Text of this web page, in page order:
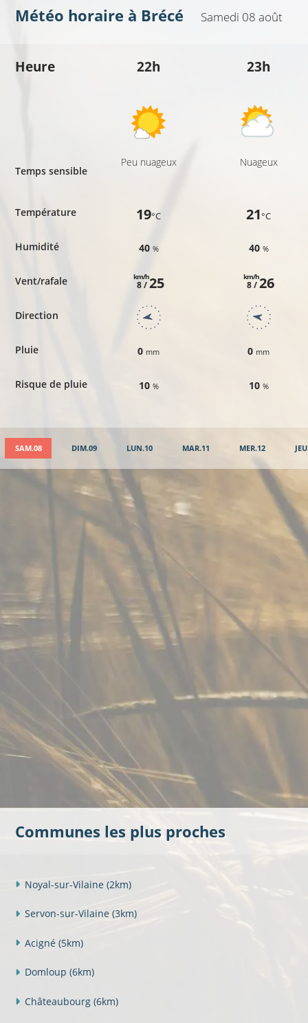
Météo horaire à Brécé Samedi 08 août
Heure
Temps sensible
Température
Humidité
Vent/rafale
Direction
Pluie
Risque de pluie
22h
Peu nuageux
19°C
40 %
8 /
km/h25
0 mm
10 %
23h
Nuageux
21°C
40 %
8 /
km/h26
0 mm
10 %
SAM.08 DIM.09 LUN.10 MAR.11 MER.12
Communes les plus proches
Noyal-sur-Vilaine (2km)
Servon-sur-Vilaine (3km)
Acigné (5km)
Domloup (6km)
Châteaubourg (6km)